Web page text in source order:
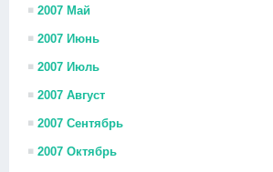
2007 Май
2007 Июнь
2007 Июль
2007 Август
2007 Сентябрь
2007 Октябрь